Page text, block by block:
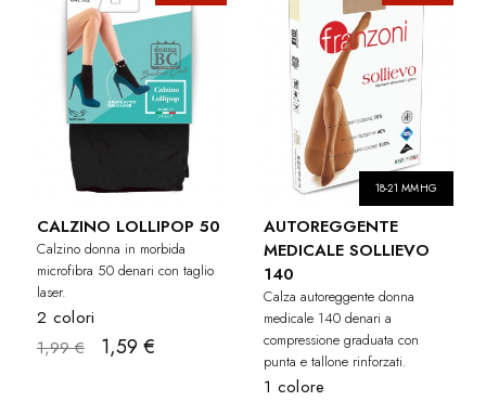
CALZINO LOLLIPOP 50
Calzino donna in morbida
microfibra 50 denari con taglio
laser.
2 colori
1,99 €
1,59 €
18-21 MMHG
AUTOREGGENTE
MEDICALE SOLLIEVO
140
Calza autoreggente donna
medicale 140 denari a
compressione graduata con
punta e tallone rinforzati.
1 colore